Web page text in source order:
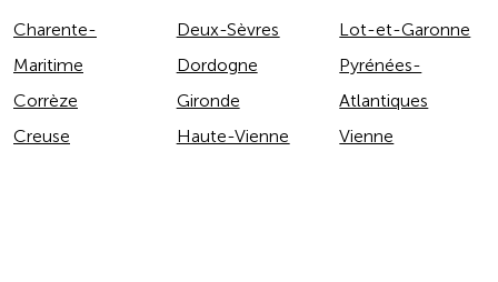
Charente-
Maritime
Corrèze
Creuse
Deux-Sèvres
Dordogne
Gironde
Haute-Vienne
Lot-et-Garonne
Pyrénées-
Atlantiques
Vienne